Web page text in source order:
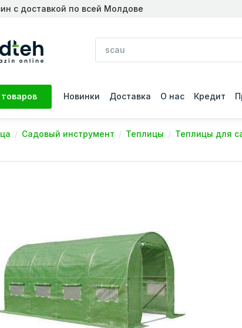
с доставкой по всей Молдове
Новинки Доставка О нас Кредит
Садовый инструмент Теплицы Теплицы для